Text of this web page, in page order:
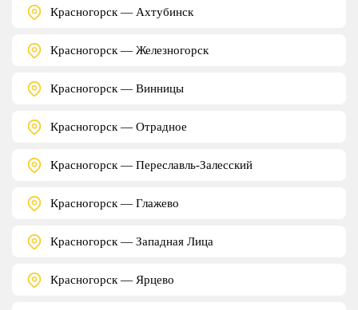
Красногорск — Ахтубинск
Красногорск — Железногорск
Красногорск — Винницы
Красногорск — Отрадное
Красногорск — Переславль-Залесский
Красногорск — Глажево
Красногорск — Западная Лица
Красногорск — Ярцево